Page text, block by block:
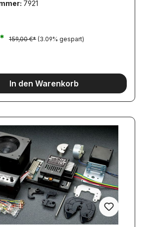
2freie Funktion 3Motorstützen
abAn dieses Empfangsmodul
1905.Passendes und
IR-Sendemodul: Artikel
11177 zur Verfügung.Der identische
Beleuchtungs-Platinen steht als
zur Verfügung.Falls die IR-
durch den Königsbolzen realisiert
müssen hierzu eigene Lösungen
werden. Unter den
- für Carson-Auflieger5089 -
Artikel zur Verfügung,
solche Lösungen umgesetzt
gibt einen weiteren Infrarot-
eingeschränktem Funktions-
OHNE Beleuchtungs-Platinen) als
7921
159,00 €* (3.09% gespart)
In den Warenkorb